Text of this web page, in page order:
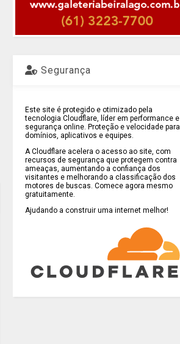
Segurança
Este site é protegido e otimizado pela
tecnologia Cloudflare, líder em performance e
segurança online. Proteção e velocidade para
domínios, aplicativos e equipes.
A Cloudflare acelera o acesso ao site, com
recursos de segurança que protegem contra
ameaças, aumentando a confiança dos
visitantes e melhorando a classificação dos
motores de buscas. Comece agora mesmo
gratuitamente.
Ajudando a construir uma internet melhor!